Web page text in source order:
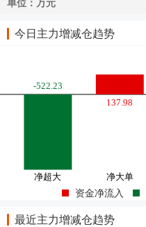
今日主力增减仓趋势
资金净流入
最近主力增减仓趋势